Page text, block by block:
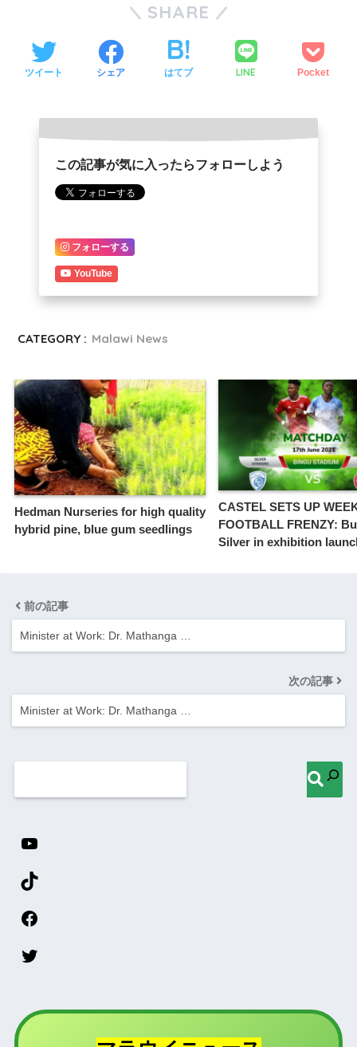
SHARE
ツイート シェア はてブ LINE Pocket
この記事が気に入ったらフォローしよう
フォローする
YouTube
CATEGORY : Malawi News
Hedman Nurseries for high quality
hybrid pine, blue gum seedlings
CASTEL SETS UP
FOOTBALL FRENZY:
Silver in exhibition
前の記事
Minister at Work: Dr. Mathanga …
次の記事
Minister at Work: Dr. Mathanga …